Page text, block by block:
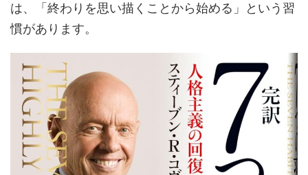
は、「終わりを思い描くことから始める」という習
慣があります。